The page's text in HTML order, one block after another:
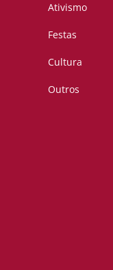
Ativismo
Festas
Cultura
Outros